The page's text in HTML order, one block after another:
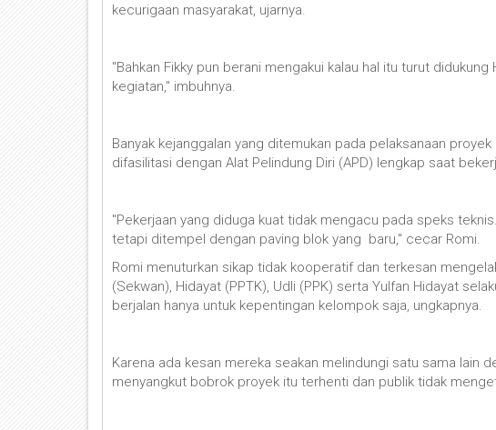
kecurigaan masyarakat, ujarnya.
"Bahkan Fikky pun berani mengakui kalau hal itu turut
kegiatan," imbuhnya.
Banyak kejanggalan yang ditemukan pada pelaksanaan
difasilitasi dengan Alat Pelindung Diri (APD) lengkap saat
"Pekerjaan yang diduga kuat tidak mengacu pada speks
tetapi ditempel dengan paving blok yang baru," cecar Romi.
Romi menuturkan sikap tidak kooperatif dan terkesan
(Sekwan), Hidayat (PPTK), Udli (PPK) serta Yulfan Hidayat
berjalan hanya untuk kepentingan kelompok saja, ungkapnya.
Karena ada kesan mereka seakan melindungi satu sama lain
menyangkut bobrok proyek itu terhenti dan publik tidak